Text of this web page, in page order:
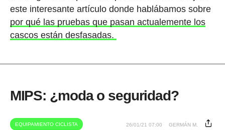
este interesante artículo donde hablábamos sobre
por qué las pruebas que pasan actualemente los
cascos están desfasadas.
MIPS: ¿moda o seguridad?
EQUIPAMIENTO CICLISTA 26/01/21 07:00 GERMÁN M.